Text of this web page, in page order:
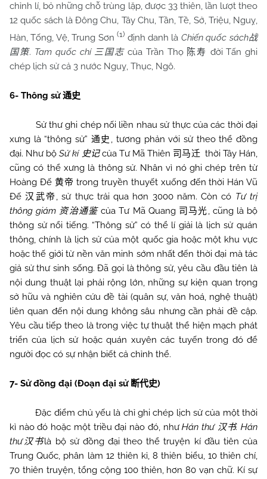
chỉnh lí, bỏ những chỗ trùng lặp, được 33 thiên, lần lượt theo
12 quốc sách là Đông Chu, Tây Chu, Tần, Tề, Sở, Triệu, Nguỵ,
Hàn, Tống, Vệ, Trung Sơn(1) định danh là Chiến quốc sách战
国策. Tam quốc chí 三国志 của Trần Thọ 陈寿 đời Tấn ghi
chép lịch sử cả 3 nước Nguỵ, Thục, Ngô.
6- Thông sử通史
Sử thư ghi chép nối liền nhau sử thực của các thời đại
xưng là “thông sử” 通史 , tương phản với sử theo thể đồng
đại. Như bộSử kí 史记 của Tư Mã Thiên 司马迁 thời Tây Hán,
cũng có thể xưng là thông sử. Nhân vì nó ghi chép trên từ
Hoàng Đế 黄帝 trong truyền thuyết xuống đến thời Hán Vũ
Đế汉武帝 , sử thực trải qua hơn 3000 năm. Còn có Tư trị
thông giám 资治通鉴 của Tư Mã Quang 司马光, cũng là bộ
thông sử nổi tiếng. “Thông sử” có thể lí giải là lịch sử quán
thông, chính là lịch sử của một quốc gia hoặc một khu vực
hoặc thế giới từ nền văn minh sớm nhất đến thời đại mà tác
giả sử thư sinh sống. Đã gọi là thông sử, yêu cầu đầu tiên là
nội dung thuật lại phải rộng lớn, những sự kiện quan trọng
sở hữu và nghiên cứu đề tài (quân sự, văn hoá, nghệ thuật)
liên quan đến nội dung không sâu nhưng cần phải đề cập.
Yêu cầu tiếp theo là trong việc tự thuật thể hiện mạch phát
triển của lịch sử hoặc quán xuyên các tuyến trong đó để
người đọc có sự nhận biết cả chỉnh thể.
7- Sử đồng đại (Đoạn đại sử 断代史)
Đặc điểm chủ yếu là chỉ ghi chép lịch sử của một thời
kì nào đó hoặc một triều đại nào đó, nhưHán thư 汉书. Hán
thư汉书là bộ sử đồng đại theo thể truyện kí đầu tiên của
Trung Quốc, phân làm 12 thiên kỉ, 8 thiên biểu, 10 thiên chí,
70 thiên truyện, tổng cộng 100 thiên, hơn 80 vạn chữ. Kí sự